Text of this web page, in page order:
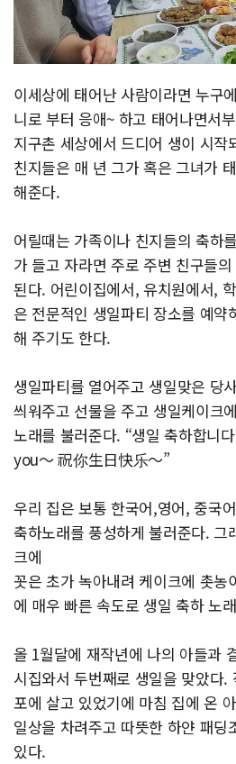
이세상에 태어난 사람이라면 누구
니로 부터 응애~ 하고 태어나면서
지구촌 세상에서 드디어 생이 시작
친지들은 매 년 그가 혹은 그녀가
해준다.
어릴때는 가족이나 친지들의 축하
가 들고 자라면 주로 주변 친구들
된다. 어린이집에서, 유치원에서,
은 전문적인 생일파티 장소를 예약
해 주기도 한다.
생일파티를 열어주고 생일맞은 당
씌워주고 선물을 주고 생일케이크
노래를 불러준다. “생일 축하합
you～ 祝你生日快乐～”
우리 집은 보통 한국어,영어, 중국
축하노래를 풍성하게 불러준다. 그
크에
꼿은 초가 녹아내려 케이크에 촛농
에 매우 빠른 속도로 생일 축하 노
올 1월달에 재작년에 나의 아들과
시집와서 두번째로 생일을 맞았다.
포에 살고 있었기에 마침 집에 온
일상을 차려주고 따뜻한 하얀 패딩
있다.